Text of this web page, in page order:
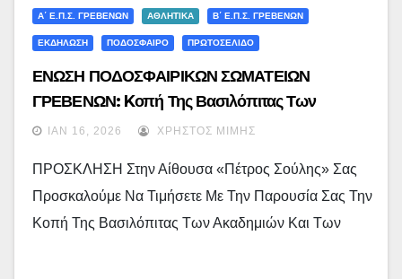
Α΄ Ε.Π.Σ. ΓΡΕΒΕΝΏΝ ΑΘΛΗΤΙΚΑ Β΄ Ε.Π.Σ. ΓΡΕΒΕΝΏΝ
ΕΚΔΗΛΩΣΗ ΠΟΔΟΣΦΑΙΡΟ ΠΡΩΤΟΣΕΛΙΔΟ
ΕΝΩΣΗ ΠΟΔΟΣΦΑΙΡΙΚΩΝ ΣΩΜΑΤΕΙΩΝ
ΓΡΕΒΕΝΩΝ: Kοπή Της Βασιλόπιτας Των
Ακαδημιών Και Των Σωματείων Μας
ΙΑΝ 16, 2026 ΧΡΉΣΤΟΣ ΜΊΜΗΣ
ΠΡΟΣΚΛΗΣΗ Στην Αίθουσα «Πέτρος Σούλης» Σας
Προσκαλούμε Να Τιμήσετε Με Την Παρουσία Σας Την
Κοπή Της Βασιλόπιτας Των Ακαδημιών Και Των